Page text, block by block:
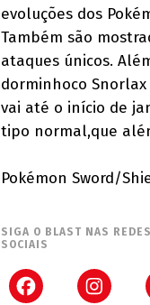
evoluções dos
Também são
ataques únicos.
dorminhoco
vai até o início de
tipo normal,que
Pokémon Sword/
SIGA O BLAST NAS REDES
SOCIAIS